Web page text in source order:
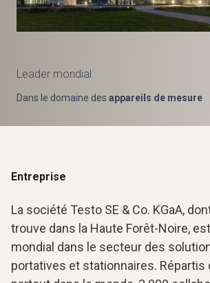
Leader mondial
Dans le domaine des appareils de mesure
Entreprise
La société Testo SE & Co. KGaA,
trouve dans la Haute Forêt-Noire,
mondial dans le secteur des
portatives et stationnaires. Répartis